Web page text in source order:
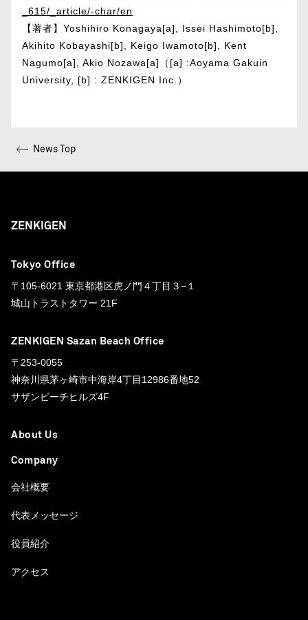
_615/_article/-char/en
【著者】Yoshihiro Konagaya[a]
, Issei Hashimoto[b]
Akihito Kobayashi[b] , Keigo Iwamoto[b]
, Kent
Nagumo[a] , Akio Nozawa[a]
（[a] :Aoyama Gakuin
University, [b] : ZENKIGEN Inc.）
News Top
ZENKIGEN
Tokyo Office
〒105-6021 東京都港区虎ノ門４丁目３−１
城山トラストタワー 21F
ZENKIGEN Sazan Beach Office
〒253-0055
神奈川県茅ヶ崎市中海岸4丁目12986番地52
サザンビーチヒルズ4F
About Us
Company
会社概要
代表メッセージ
役員紹介
アクセス